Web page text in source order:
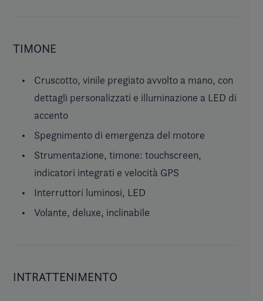
TIMONE
Cruscotto, vinile pregiato avvolto a mano, con
dettagli personalizzati e illuminazione a LED di
accento
Spegnimento di emergenza del motore
Strumentazione, timone: touchscreen,
indicatori integrati e velocità GPS
Interruttori luminosi, LED
Volante, deluxe, inclinabile
INTRATTENIMENTO